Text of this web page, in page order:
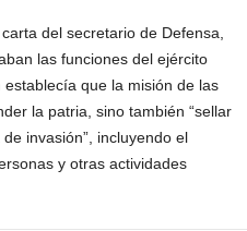
del secretario de Defensa,
las funciones del ejército
que la misión de las
la patria, sino también “sellar
invasión”, incluyendo el
y otras actividades